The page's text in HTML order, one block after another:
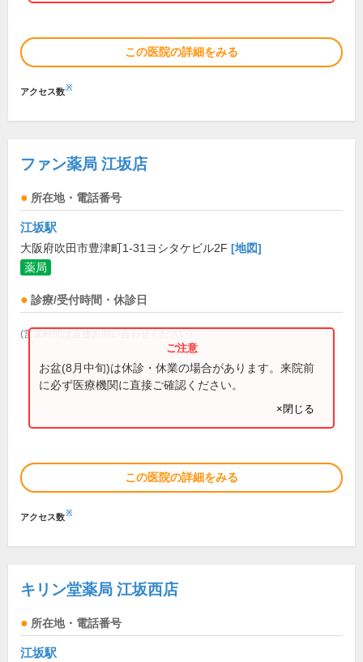
この医院の詳細をみる
アクセス数※
ファン薬局 江坂店
所在地・電話番号
江坂駅
大阪府吹田市豊津町1-31ヨシタケビル2F [地図]
薬局
診療/受付時間・休診日
(営業時間は直接お問い合わせください)
お盆(8月中旬)は休診・休業の場合があります。来院前
に必ず医療機関に直接ご確認ください。
×閉じる
この医院の詳細をみる
アクセス数※
キリン堂薬局 江坂西店
所在地・電話番号
江坂駅